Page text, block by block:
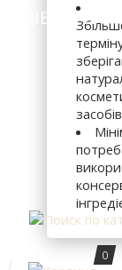
ПІДІБРАТИ
0
засобів